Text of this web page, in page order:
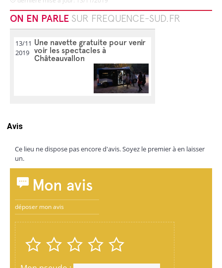
ON EN PARLE SUR FREQUENCE-SUD.FR
13/11
2019
Une navette gratuite pour venir
voir les spectacles à
Châteauvallon
Avis
Ce lieu ne dispose pas encore d'avis. Soyez le premier à en laisser
un.
Mon avis
déposer mon avis